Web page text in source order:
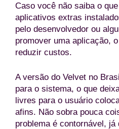
Caso você não saiba o
aplicativos extras
pelo desenvolvedor ou
promover uma aplicação,
reduzir custos.
A versão do Velvet no
para o sistema, o que
livres para o usuário
afins. Não sobra pouca
problema é contornável, já